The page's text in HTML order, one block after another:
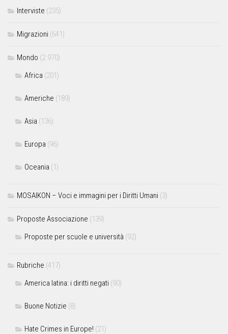
Interviste (235)
Migrazioni (641)
Mondo (2.970)
Africa (201)
Americhe (189)
Asia (136)
Europa (96)
Oceania (1)
MOSAIKON – Voci e immagini per i Diritti Umani (3)
Proposte Associazione (139)
Proposte per scuole e università (92)
Rubriche (417)
America latina: i diritti negati (90)
Buone Notizie (8)
Hate Crimes in Europe! (21)